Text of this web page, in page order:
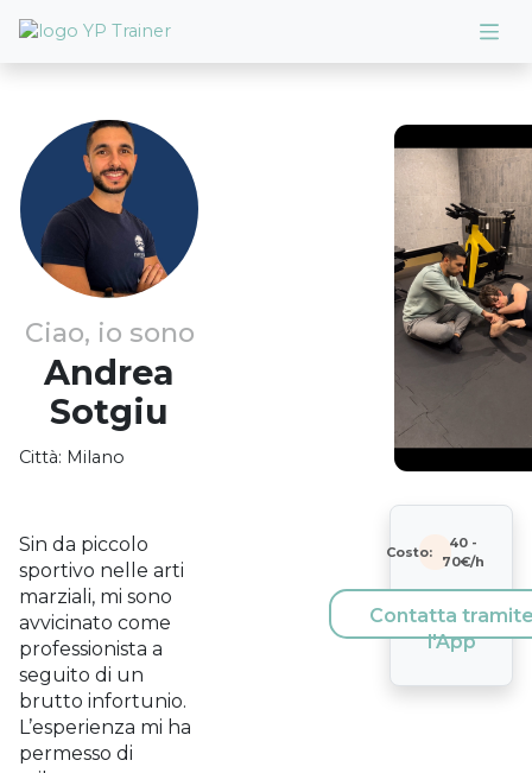
Ciao, io sono
Andrea
Sotgiu
Città: Milano
Sin da piccolo
sportivo nelle arti
marziali, mi sono
avvicinato come
professionista a
seguito di un
brutto infortunio.
L’esperienza mi ha
permesso di
Costo:
40 -
70€/h
Contatta
l'App